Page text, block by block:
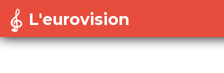
Warning
: Cannot modify header information -
/home/dekoh/eurovision/includes/session-
L'eurovision